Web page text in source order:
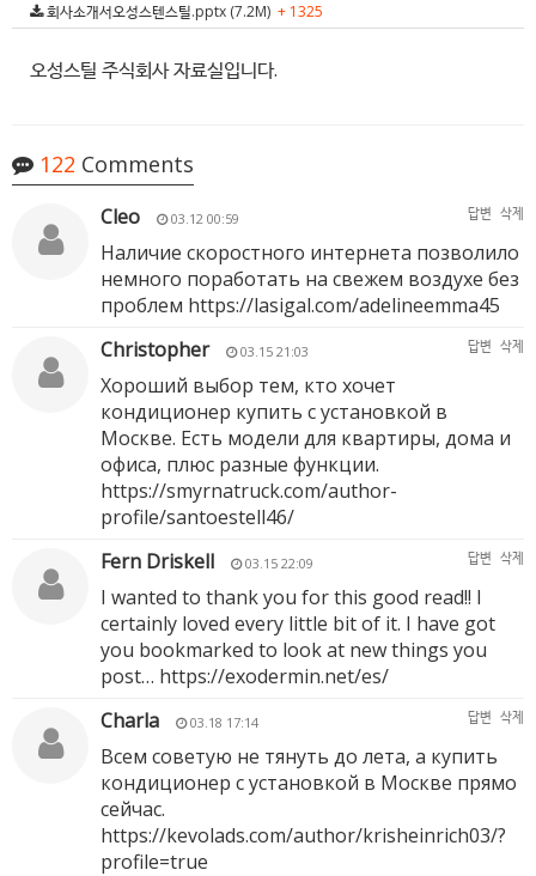
회사소개서오성스텐스틸.pptx (7.2M) + 1325
오성스틸 주식회사 자료실입니다.
122 Comments
Cleo 03.12 00:59 답변 삭제
Наличие скоростного интернета позволило
немного поработать на свежем воздухе без
проблем https://lasigal.com/adelineemma45
Christopher
03.15 21:03 답변 삭제
Хороший выбор тем, кто хочет
кондиционер купить с установкой в
Москве. Есть модели для квартиры, дома и
офиса, плюс разные функции.
https://smyrnatruck.com/author-
profile/santoestell46/
Fern Driskell
03.15 22:09 답변 삭제
I wanted to thank you for this good read!! I
certainly loved every little bit of it. I have got
you bookmarked to look at new things you
post… https://exodermin.net/es/
Charla
03.18 17:14 답변 삭제
Всем советую не тянуть до лета, а купить
кондиционер с установкой в Москве прямо
сейчас.
https://kevolads.com/author/krisheinrich03/?
profile=true